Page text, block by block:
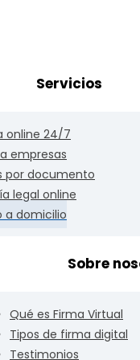
Servicios
online 24/7
empresas
por documento
legal online
a domicilio
Sobre
Qué es Firma Virtual
Tipos de firma digital
Testimonios
del